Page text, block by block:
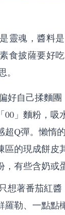
靈魂，醬料
食披薩要好
好自己揉麵
00」麵粉，吸
超Q彈。懶惰
區的現成餅皮
有些含奶或
想著番茄紅
羅勒、一點點